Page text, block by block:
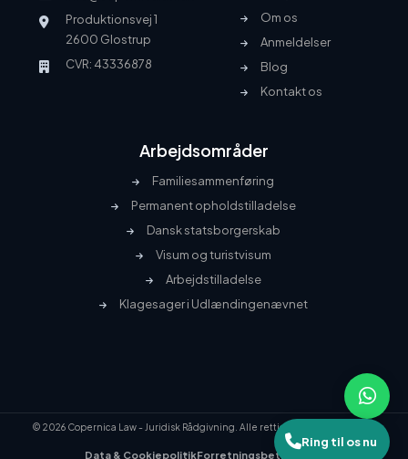
Om os
Anmeldelser
Blog
Kontakt os
Arbejdsområder
Familiesammenføring
Permanent opholdstilladelse
Dansk statsborgerskab
Visum og turistvisum
Arbejdstilladelse
Klagesager i Udlændingenævnet
Produktionsvej 1
2600 Glostrup
CVR: 43336878
© 2026 Copernica Law - Juridisk Rådgivning. Alle rettigheder forbeholdes.
Data & CookiepolitikForretningsbetingelser
Ring til os nu